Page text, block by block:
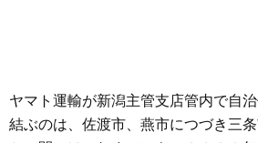
ヤマト運輸が新潟主管支店管内で自
結ぶのは、佐渡市、燕市につづき三